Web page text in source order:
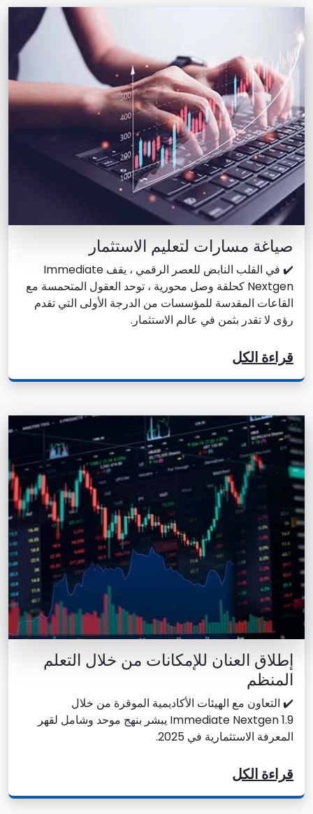
صياغة مسارات لتعليم الاستثمار
✔️ في القلب النابض للعصر الرقمي ، يقف Immediate
Nextgen كحلقة وصل محورية ، توحد العقول المتحمسة مع
القاعات المقدسة للمؤسسات من الدرجة الأولى التي تقدم
رؤى لا تقدر بثمن في عالم الاستثمار.
قراءة الكل
إطلاق العنان للإمكانات من خلال التعلم
المنظم
✔️ التعاون مع الهيئات الأكاديمية الموقرة من خلال
Immediate Nextgen 1.9 يبشر بنهج موحد وشامل لقهر
المعرفة الاستثمارية في 2025.
قراءة الكل